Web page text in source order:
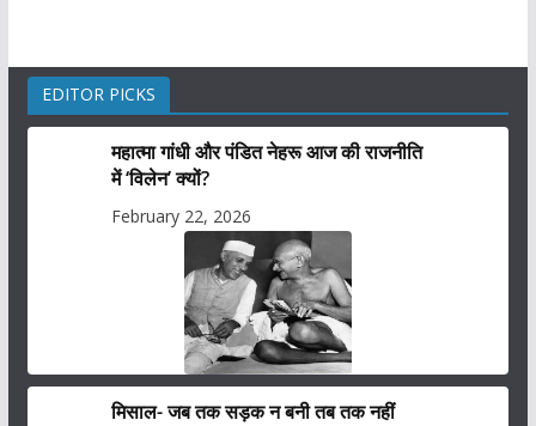
EDITOR PICKS
महात्मा गांधी और पंडित नेहरू आज की राजनीति
में ‘विलेन’ क्यों?
February 22, 2026
मिसाल- जब तक सड़क न बनी तब तक नहीं